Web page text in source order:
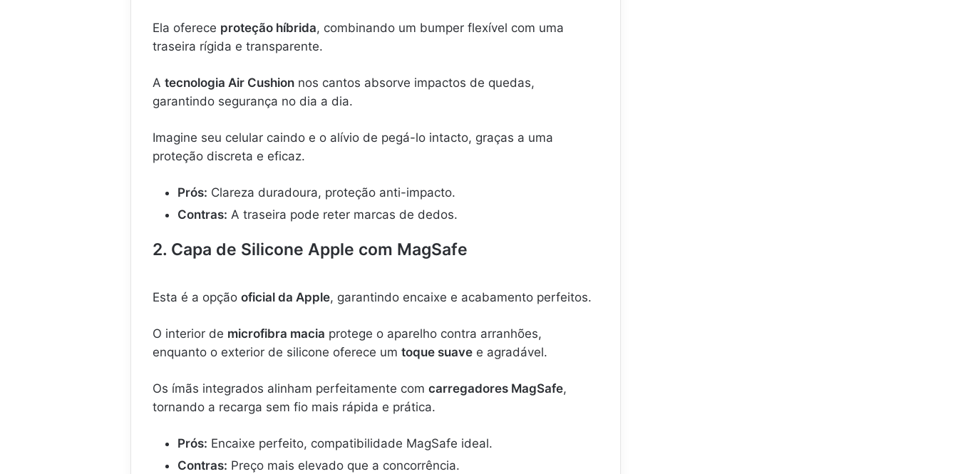
Ela oferece proteção híbrida, combinando um bumper flexível com uma
traseira rígida e transparente.
A tecnologia Air Cushion nos cantos absorve impactos de quedas,
garantindo segurança no dia a dia.
Imagine seu celular caindo e o alívio de pegá-lo intacto, graças a uma
proteção discreta e eficaz.
Prós: Clareza duradoura, proteção anti-impacto.
Contras: A traseira pode reter marcas de dedos.
2. Capa de Silicone Apple com MagSafe
Esta é a opção oficial da Apple, garantindo encaixe e acabamento perfeitos.
O interior de microfibra macia protege o aparelho contra arranhões,
enquanto o exterior de silicone oferece um toque suave e agradável.
Os ímãs integrados alinham perfeitamente com carregadores MagSafe,
tornando a recarga sem fio mais rápida e prática.
Prós: Encaixe perfeito, compatibilidade MagSafe ideal.
Contras: Preço mais elevado que a concorrência.